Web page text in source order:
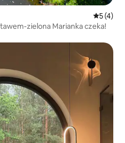
Średnia
5 (4)
zielona Marianka czeka!